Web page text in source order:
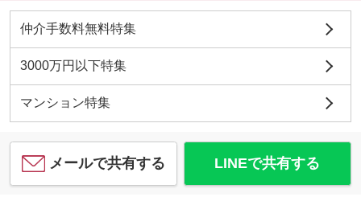
仲介手数料無料特集
3000万円以下特集
マンション特集
メールで共有する LINEで共有する